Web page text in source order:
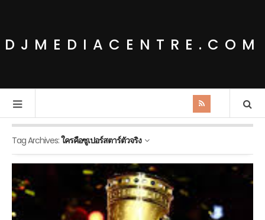
DJMEDIACENTRE.COM
Tag Archives:ใครคือซูเปอร์สตาร์ตัวจริง